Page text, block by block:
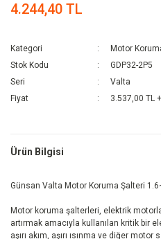
4.244,40 TL
Kategori Motor
Stok Kodu
GDP32-2P5
Seri
Valta
Fiyat
3.537,00 TL
Ürün Bilgisi
Günsan Valta Motor Koruma Şalteri
Motor koruma şalterleri, elektrik
artırmak amacıyla kullanılan kritik bir
aşırı akım, aşırı ısınma ve diğer